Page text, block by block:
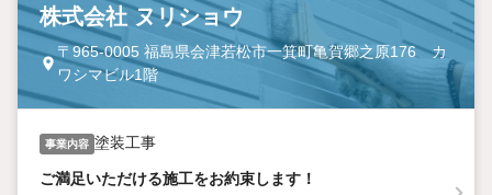
株式会社 ヌリショウ
〒965-0005 福島県会津若松市一箕町亀賀郷之原176 カ
ワシマビル1階
事業内容 塗装工事
ご満足いただける施工をお約束します！